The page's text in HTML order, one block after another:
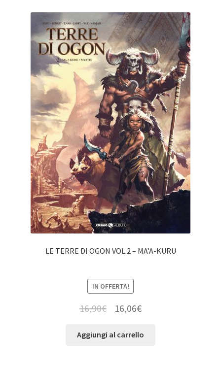
LE TERRE DI OGON VOL.2 – MA’A-KURU
IN OFFERTA!
16,90€ 16,06€
Aggiungi al carrello